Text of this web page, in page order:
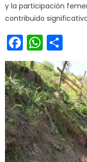
y la participación
contribuido
Facebook